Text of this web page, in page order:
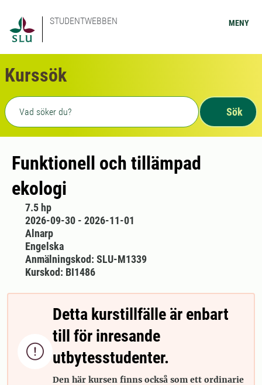
STUDENTWEBBEN MENY
Kurssök
Fritext sökning
Sök
Funktionell och tillämpad
ekologi
7.5 hp
2026-09-30 - 2026-11-01
Alnarp
Engelska
Anmälningskod: SLU-M1339
Kurskod: BI1486

Detta kurstillfälle är enbart
till för inresande
utbytesstudenter.
Den här kursen finns också som ett ordinarie